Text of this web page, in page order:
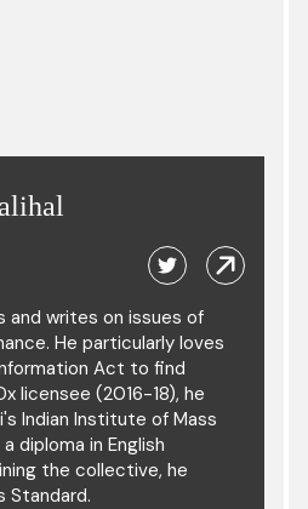
and writes on issues of
He particularly loves
Act to find
licensee (2016-18), he
Indian Institute of Mass
diploma in English
the collective, he
Standard.